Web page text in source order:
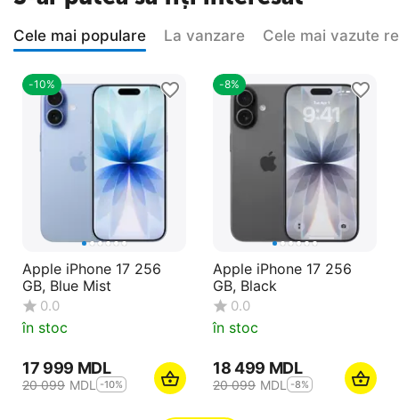
Cele mai populare La vanzare Cele mai vazute
-10%
Apple iPhone 17 256
GB, Blue Mist
0.0
în stoc
17 999 MDL
20 099 MDL -10%
-8%
Apple iPhone 17 256
GB, Black
0.0
în stoc
18 499 MDL
20 099 MDL -8%